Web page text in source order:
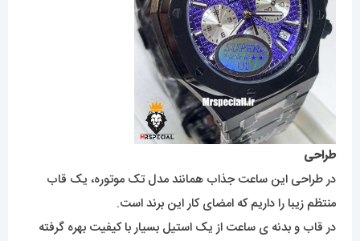
طراحی
در طراحی این ساعت جذاب همانند مدل تک موتوره، یک قاب
منتظم زیبا را داریم که امضای کار این برند است.
در قاب و بدنه ی ساعت از یک استیل بسیار با کیفیت بهره گرفته